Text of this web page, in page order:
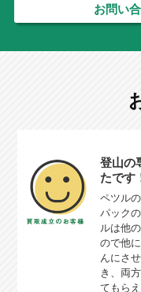
お問い
登山の
たです
ペツル
パック
ルは他
ので他
んにさ
き、両
てもら